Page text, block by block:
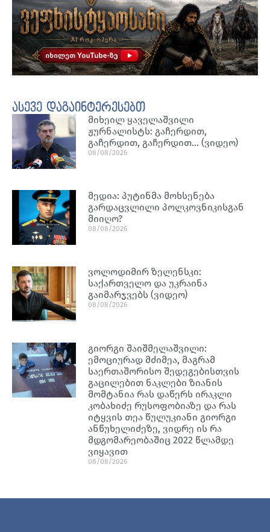
ასევე დაგაინტერესებთ
მიხეილ ყაველაშვილი
ჟურნალისტს: გაჩერდით,
გაჩერდით, გაჩერდით… (ვიდეო)
08/08/2026
მედია: პუტინმა მოხსენება
გარდაცვლილი პოლკოვნიკისგან
მიიღო?
08/08/2026
ვოლოდიმირ ზელენსკი:
საქართველო და უკრაინა
გაიმარჯვებს (ვიდეო)
08/08/2026
გიორგი შაიშმელაშვილი:
ემოციურად მძიმეა, მაგრამ
საერთაშორისო შედეგებისთვის
გაცილებით ნაკლები ზიანის
მომტანია რას დაწერს ირაკლი
კობახიძე რუსოფობიაზე და რას
იტყვის თეა წულუკიანი გიორგი
ანწუხელიძეზე, ვიდრე ის რა
მდგომარეობაშიც 2022 წლამდე
ვიყავით
08/08/2026